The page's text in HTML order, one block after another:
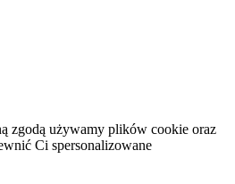
zgodą używamy plików cookie oraz
Ci spersonalizowane